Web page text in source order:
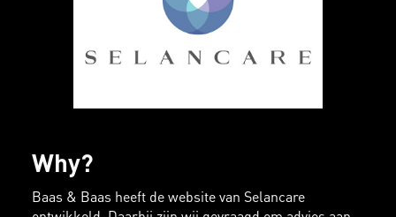
Why?
Baas & Baas heeft de website van Selancare